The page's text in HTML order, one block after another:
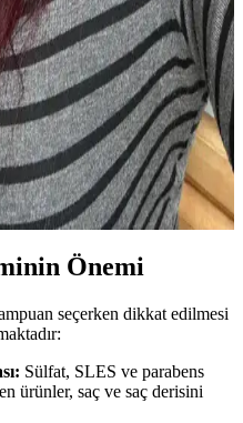
6'lı seti, şıklık ve
ve özel günlerinizde
sunar.
Göz, Dudak ve
uygulamalarına özen
doğal ve estetik bir görünüm
özgüveni artırır.
Önemi
seçerken dikkat edilmesi
Sülfat, SLES ve parabens
ürünler, saç ve saç derisini